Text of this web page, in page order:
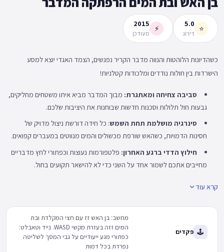
⭐
5.0
דירוג
⚡
2015
מעודכן
כשהדיונות הלוהטות והנווה מדבר הקריר נפגשים, הצמד האגדי יוצא למסע
הישרדות בין חולות נודדים ומלכודות קטלניות!
סביבה צחיחה ומאתגרת: מבוך המדבר מביא איתו משטחים מחליקים,
גבעות חול תלולות וסכנות חדשות שבוחנות את היציבות שלכם.
סינרגיה מושלמת תחת השמש: כל חידה דורשת ניצול מדויק של
חסינות הדמויות, כשהאש שורפת מכשולים והמים מנווטים במעברים קפואים.
חילוץ הדדי ברגע האחרון: פלטפורמות נעוצות וכפתורי לחץ מדבריים
מחייבים אתכם לשמור אחד על השני כדי לא להישאר תקועים בחול.
קרא עוד
🕹 פקדים
מחשב: בן האש זז עם חצי המקלדת ובת
המים זזה בעזרת מקשי WASD. נייד וטאבלט:
כפתורי מגע ייעודיים על גבי המסך לשליטה
נפרדת בכל דמות